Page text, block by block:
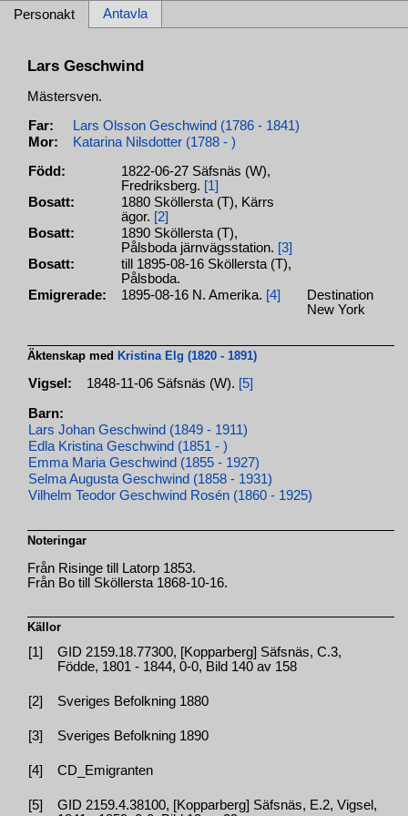
Personakt Antavla
Lars Geschwind
Mästersven.
Far:
Lars Olsson Geschwind (1786 - 1841)
Mor:
Katarina Nilsdotter (1788 - )
Född:
1822-06-27 Säfsnäs (W),
Fredriksberg. [1]
Bosatt:
1880 Sköllersta (T), Kärrs
ägor. [2]
Bosatt:
1890 Sköllersta (T),
Pålsboda järnvägsstation. [3]
Bosatt:
till 1895-08-16 Sköllersta (T),
Pålsboda.
Emigrerade:
1895-08-16 N. Amerika. [4]
Destination
New York
Äktenskap medKristina Elg (1820 - 1891)
Vigsel: 1848-11-06 Säfsnäs (W). [5]
Barn:
Lars Johan Geschwind (1849 - 1911)
Edla Kristina Geschwind (1851 - )
Emma Maria Geschwind (1855 - 1927)
Selma Augusta Geschwind (1858 - 1931)
Vilhelm Teodor Geschwind Rosén (1860 - 1925)
Noteringar
Från Risinge till Latorp 1853.
Från Bo till Sköllersta 1868-10-16.
Källor
[1]
GID 2159.18.77300, [Kopparberg] Säfsnäs, C.3,
Födde, 1801 - 1844, 0-0, Bild 140 av 158
[2] Sveriges Befolkning 1880
[3] Sveriges Befolkning 1890
[4] CD_Emigranten
[5]
GID 2159.4.38100, [Kopparberg] Säfsnäs, E.2, Vigsel,